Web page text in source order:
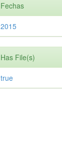
Fechas
2015
Has File(s)
true